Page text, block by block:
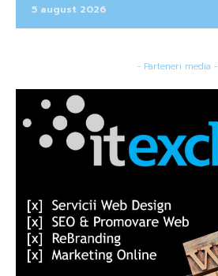
5 august 2026
- Parteneri media -